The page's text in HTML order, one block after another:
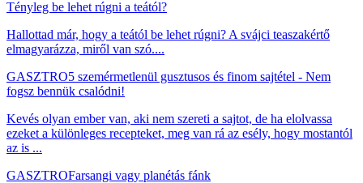
Tényleg be lehet rúgni a teától?
Hallottad már, hogy a teától be lehet rúgni? A svájci teaszakértő
elmagyarázza, miről van szó....
GASZTRO5 szemérmetlenül gusztusos és finom sajtétel - Nem
fogsz bennük csalódni!
Kevés olyan ember van, aki nem szereti a sajtot, de ha elolvassa
ezeket a különleges recepteket, meg van rá az esély, hogy mostantól
az is ...
GASZTROFarsangi vagy planétás fánk